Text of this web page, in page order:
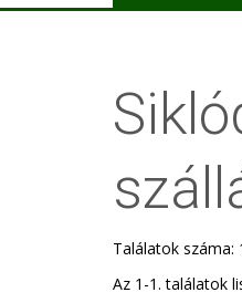
Találatok száma:
Az 1-1. találatok